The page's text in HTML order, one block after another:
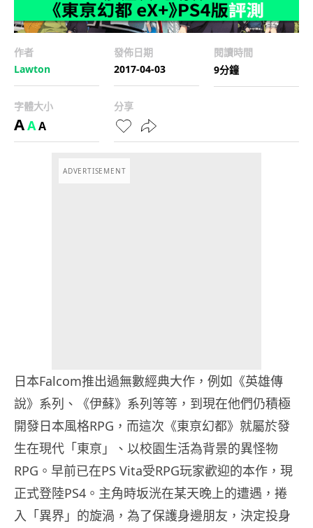
作者
Lawton
發佈日期
2017-04-03
閱讀時間
9分鐘
字體大小
AAA
分享
ADVERTISEMENT
日本Falcom推出過無數經典大作，例如《英雄傳
說》系列、《伊蘇》系列等等，到現在他們仍積極
開發日本風格RPG，而這次《東亰幻都》就屬於發
生在現代「東亰」、以校園生活為背景的異怪物
RPG。早前已在PS Vita受RPG玩家歡迎的本作，現
正式登陸PS4。主角時坂洸在某天晚上的遭遇，捲
入「異界」的旋渦，為了保護身邊朋友，決定投身